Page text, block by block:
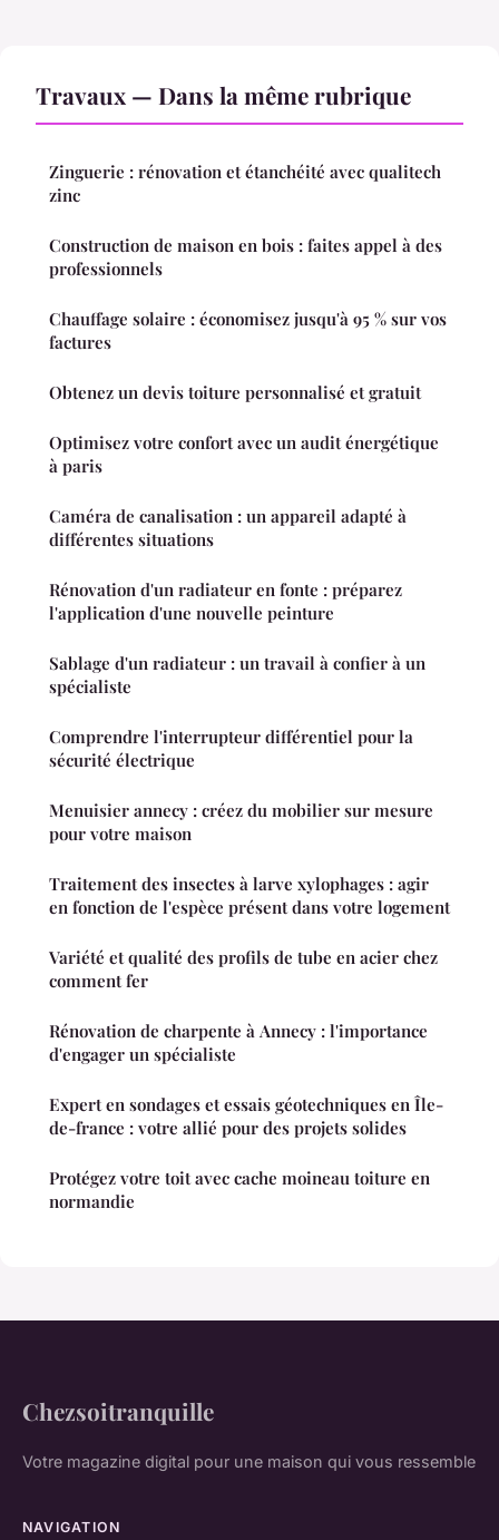
Travaux — Dans la même rubrique
Zinguerie : rénovation et étanchéité avec qualitech
zinc
Construction de maison en bois : faites appel à des
professionnels
Chauffage solaire : économisez jusqu'à 95 % sur vos
factures
Obtenez un devis toiture personnalisé et gratuit
Optimisez votre confort avec un audit énergétique
à paris
Caméra de canalisation : un appareil adapté à
différentes situations
Rénovation d'un radiateur en fonte : préparez
l'application d'une nouvelle peinture
Sablage d'un radiateur : un travail à confier à un
spécialiste
Comprendre l'interrupteur différentiel pour la
sécurité électrique
Menuisier annecy : créez du mobilier sur mesure
pour votre maison
Traitement des insectes à larve xylophages : agir
en fonction de l'espèce présent dans votre logement
Variété et qualité des profils de tube en acier chez
comment fer
Rénovation de charpente à Annecy : l'importance
d'engager un spécialiste
Expert en sondages et essais géotechniques en Île-
de-france : votre allié pour des projets solides
Protégez votre toit avec cache moineau toiture en
normandie
Chezsoitranquille
Votre magazine digital pour une maison qui vous ressemble
NAVIGATION